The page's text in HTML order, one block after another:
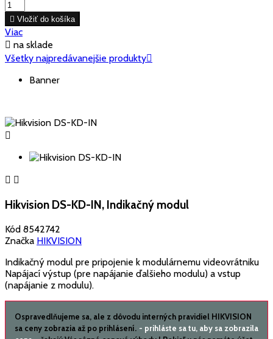
 Vložiť do košíka
Viac
 na sklade
Všetky najpredávanejšie produkty
Banner

 
Hikvision DS-KD-IN, Indikačný modul
Kód 8542742
Značka HIKVISION
Indikačný modul pre pripojenie k modulárnemu videovrátniku
Napájací výstup (pre napájanie ďalšieho modulu) a vstup
(napájanie z modulu).
Ospravedlňujeme sa, ale z dôvodu interných pravidiel HIKVISION
sa ceny zobrazia až po prihlásení. - prihláste sa tu, aby sa zobrazila